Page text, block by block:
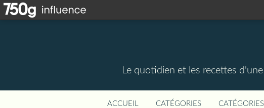
Le quotidien et les recettes
ACCUEIL CATÉGORIES